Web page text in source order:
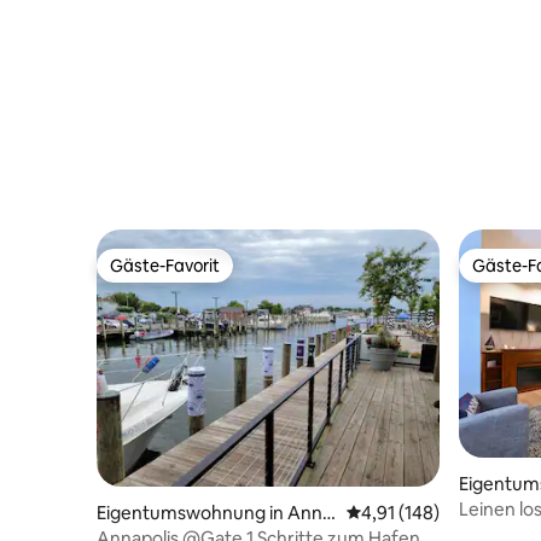
Gäste-Favorit
Gäste-Favorit
Eigentumswohnung in Anna
polis
Durchschnittliche
4,91 (148)
Gäste-
Gäste-
polis
Leinen los